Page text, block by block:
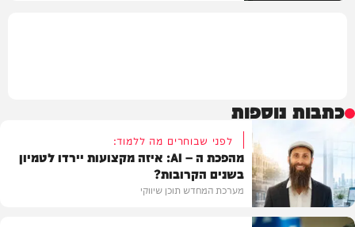
כתבות נוספות
לפני שבוחרים מה ללמוד:
מהפכת ה – AI: איזה מקצועות יירדו לטמיון
בשנים הקרובות?
מערכת המחדש תוכן שיווקי